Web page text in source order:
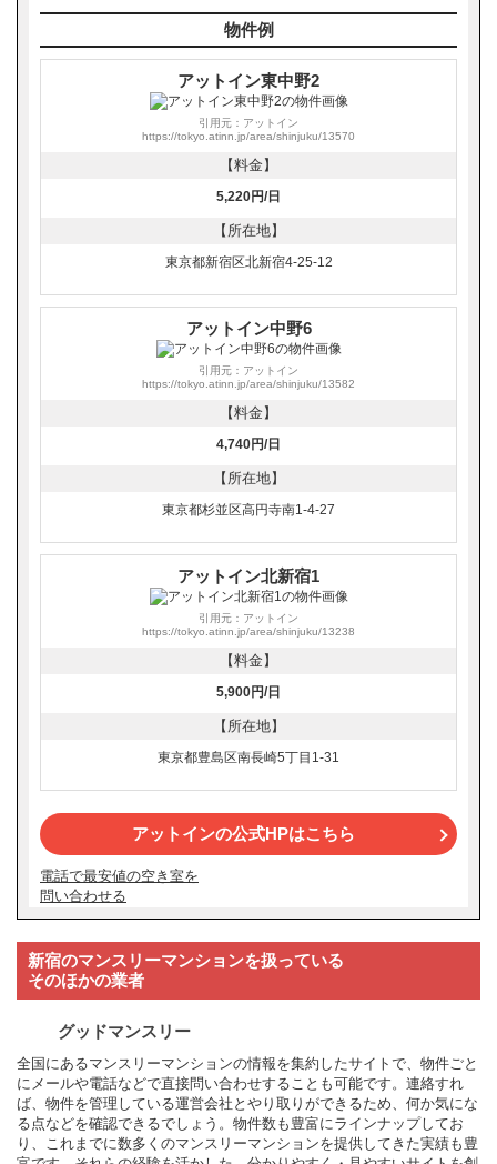
物件例
アットイン東中野2
引用元：アットイン
https://tokyo.atinn.jp/area/shinjuku/13570
【料金】
5,220円/日
【所在地】
東京都新宿区北新宿4-25-12
アットイン中野6
引用元：アットイン
https://tokyo.atinn.jp/area/shinjuku/13582
【料金】
4,740円/日
【所在地】
東京都杉並区高円寺南1-4-27
アットイン北新宿1
引用元：アットイン
https://tokyo.atinn.jp/area/shinjuku/13238
【料金】
5,900円/日
【所在地】
東京都豊島区南長崎5丁目1-31
アットインの公式HPはこちら
電話で最安値の空き室を
問い合わせる
新宿のマンスリーマンションを扱っている
そのほかの業者
グッドマンスリー
全国にあるマンスリーマンションの情報を集約したサイトで、物件ごと
にメールや電話などで直接問い合わせすることも可能です。連絡すれ
ば、物件を管理している運営会社とやり取りができるため、何か気にな
る点などを確認できるでしょう。物件数も豊富にラインナップしてお
り、これまでに数多くのマンスリーマンションを提供してきた実績も豊